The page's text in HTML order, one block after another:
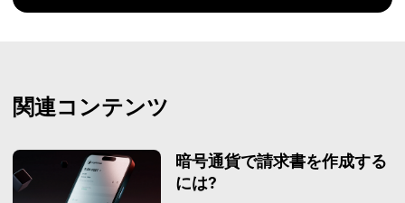
関連コンテンツ
暗号通貨で請求書を作成する
には?